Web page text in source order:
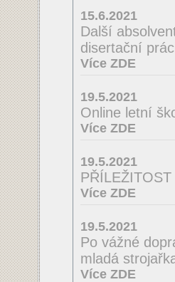
15.6.2021
Další
disertační
Více ZDE
19.5.2021
Online letní
Více ZDE
19.5.2021
Více ZDE
19.5.2021
Po vážné
mladá
Více ZDE